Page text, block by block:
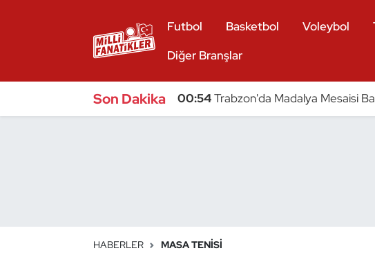
Futbol Basketbol Voleybol
Diğer Branşlar
Son Dakika 00:54Trabzon'da Madalya Mesaisi
HABERLER MASA TENISI